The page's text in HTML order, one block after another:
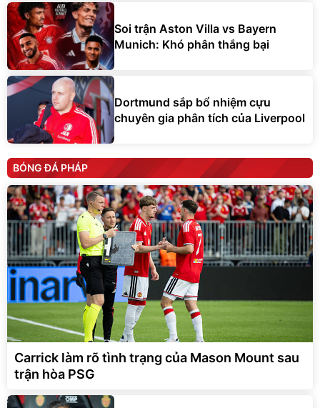
Soi trận Aston Villa vs Bayern
Munich: Khó phân thắng bại
Dortmund sắp bổ nhiệm cựu
chuyên gia phân tích của Liverpool
BÓNG ĐÁ PHÁP
Carrick làm rõ tình trạng của Mason Mount sau
trận hòa PSG